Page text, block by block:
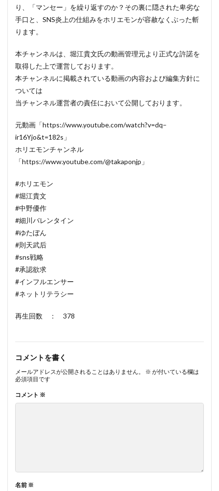
り、「マンセー」を繰り返すのか？その裏に隠された卑劣な
手口と、SNS炎上の仕組みをホリエモンが容赦なくぶった斬
ります。
本チャンネルは、堀江貴文氏の動画管理元より正式な許諾を
取得した上で運営しております。
本チャンネルに掲載されている動画の内容および編集方針に
ついては
当チャンネル運営者の責任において公開しております。
元動画「https://www.youtube.com/watch?v=dq–
ir16Yjo&t=182s」
ホリエモンチャンネル
「https://www.youtube.com/@takaponjp」
#ホリエモン
#堀江貴文
#中野優作
#細川バレンタイン
#ゆたぼん
#則天武后
#sns戦略
#承認欲求
#インフルエンサー
#ネットリテラシー
再生回数 ： 378
コメントを書く
メールアドレスが公開されることはありません。 ※ が付いている欄は
必須項目です
コメント ※
名前 ※